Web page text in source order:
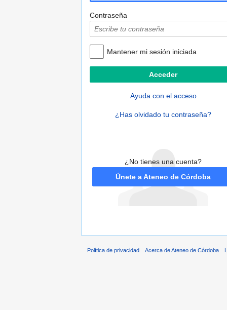
Contraseña
Mantener mi sesión iniciada
Ayuda con el acceso
¿Has olvidado tu contraseña?
¿No tienes una cuenta?
Únete a Ateneo de Córdoba
Política de privacidad Acerca de Ateneo de Córdoba